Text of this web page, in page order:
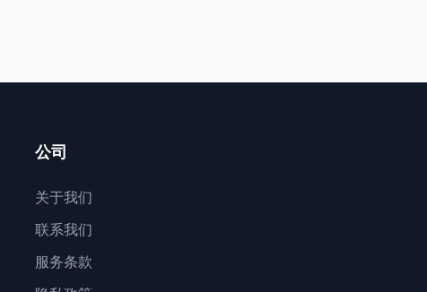
公司
关于我们
联系我们
服务条款